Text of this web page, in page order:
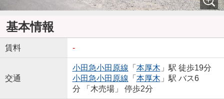
基本情報
賃料 -
交通
小田急小田原線 「 本厚木 」駅 徒歩19分
小田急小田原線 「 本厚木 」駅 バス6
分 「木売場」 停歩2分